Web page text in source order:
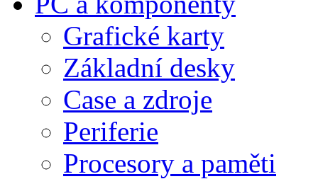
Grafické karty
Základní desky
Case a zdroje
Periferie
Procesory a paměti